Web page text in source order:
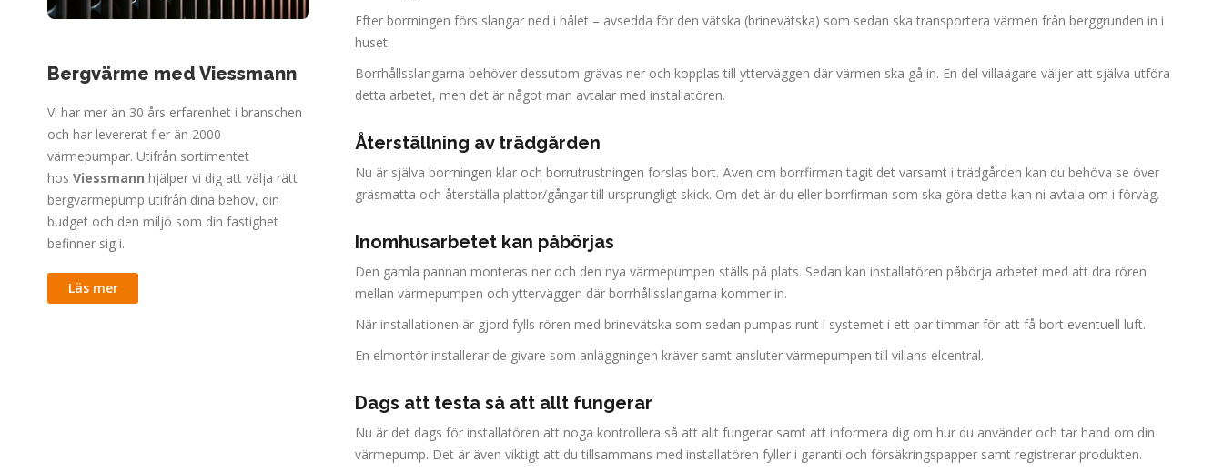
Bergvärme med Viessmann
Vi har mer än 30 års erfarenhet i branschen
och har levererat fler än 2000
värmepumpar. Utifrån sortimentet
hos Viessmann hjälper vi dig att välja rätt
bergvärmepump utifrån dina behov, din
budget och den miljö som din fastighet
befinner sig i.
Läs mer
Efter borrningen förs slangar ned i hålet – avsedda för den vätska (brinevätska) som sedan ska transportera värmen från berggrunden in i
huset.
Borrhållsslangarna behöver dessutom grävas ner och kopplas till ytterväggen där värmen ska gå in. En del villaägare väljer att själva utföra
detta arbetet, men det är något man avtalar med installatören.
Återställning av trädgården
Nu är själva borrningen klar och borrutrustningen forslas bort. Även om borrfirman tagit det varsamt i trädgården kan du behöva se över
gräsmatta och återställa plattor/gångar till ursprungligt skick. Om det är du eller borrfirman som ska göra detta kan ni avtala om i förväg.
Inomhusarbetet kan påbörjas
Den gamla pannan monteras ner och den nya värmepumpen ställs på plats. Sedan kan installatören påbörja arbetet med att dra rören
mellan värmepumpen och ytterväggen där borrhållsslangarna kommer in.
När installationen är gjord fylls rören med brinevätska som sedan pumpas runt i systemet i ett par timmar för att få bort eventuell luft.
En elmontör installerar de givare som anläggningen kräver samt ansluter värmepumpen till villans elcentral.
Dags att testa så att allt fungerar
Nu är det dags för installatören att noga kontrollera så att allt fungerar samt att informera dig om hur du använder och tar hand om din
värmepump. Det är även viktigt att du tillsammans med installatören fyller i garanti och försäkringspapper samt registrerar produkten.